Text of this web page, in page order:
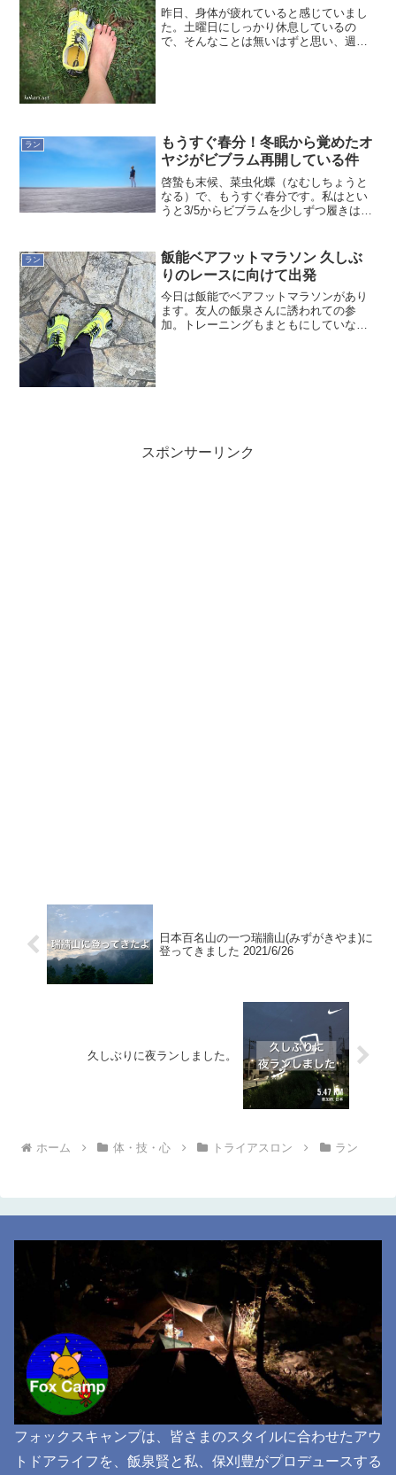
昨日、身体が疲れていると感じていまし
た。土曜日にしっかり休息しているの
で、そんなことは無いはずと思い、週末
ラン
もうすぐ春分！冬眠から覚めたオ
ヤジがビブラム再開している件
啓蟄も末候、菜虫化蝶（なむしちょうと
なる）で、もうすぐ春分です。私はとい
うと3/5からビブラムを少しずつ履きはじ
すが、多くて1万歩ぐらいなので慣らし履
きにはちょうど良...
ラン
飯能ベアフットマラソン 久しぶ
りのレースに向けて出発
今日は飯能でベアフットマラソンがあり
ます。友人の飯泉さんに誘われての参
加。トレーニングもまともにしていない
スポンサーリンク
日本百名山の一つ瑞牆山(みずがきやま)に
登ってきました 2021/6/26
久しぶりに夜ランしました。
ホーム 体・技・心 トライアスロン ラン
フォックスキャンプは、皆さまのスタイルに合わせたアウ
トドアライフを、飯泉賢と私、保刈豊がプロデュースする